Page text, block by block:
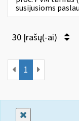
susijusioms
30 Įrašų(-ai)
1